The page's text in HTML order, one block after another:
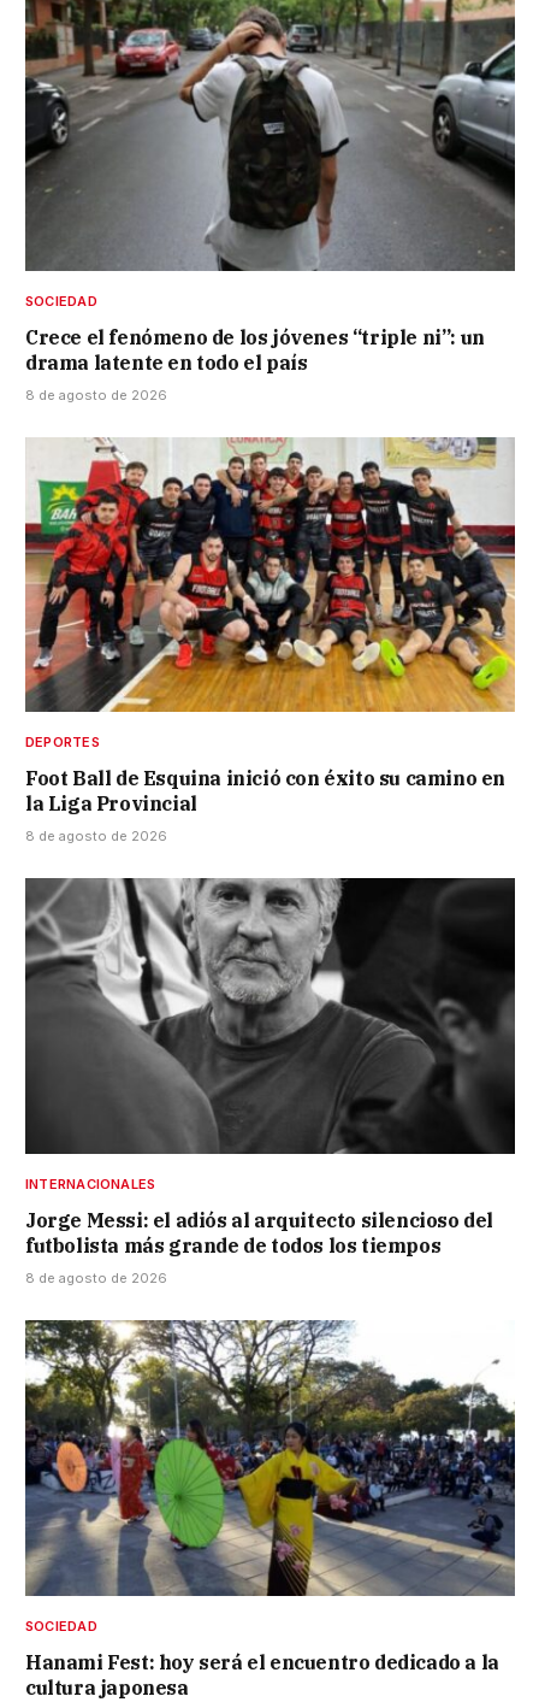
SOCIEDAD
Crece el fenómeno de los jóvenes “triple ni”: un
drama latente en todo el país
8 de agosto de 2026
DEPORTES
Foot Ball de Esquina inició con éxito su camino en
la Liga Provincial
8 de agosto de 2026
INTERNACIONALES
Jorge Messi: el adiós al arquitecto silencioso del
futbolista más grande de todos los tiempos
8 de agosto de 2026
SOCIEDAD
Hanami Fest: hoy será el encuentro dedicado a la
cultura japonesa